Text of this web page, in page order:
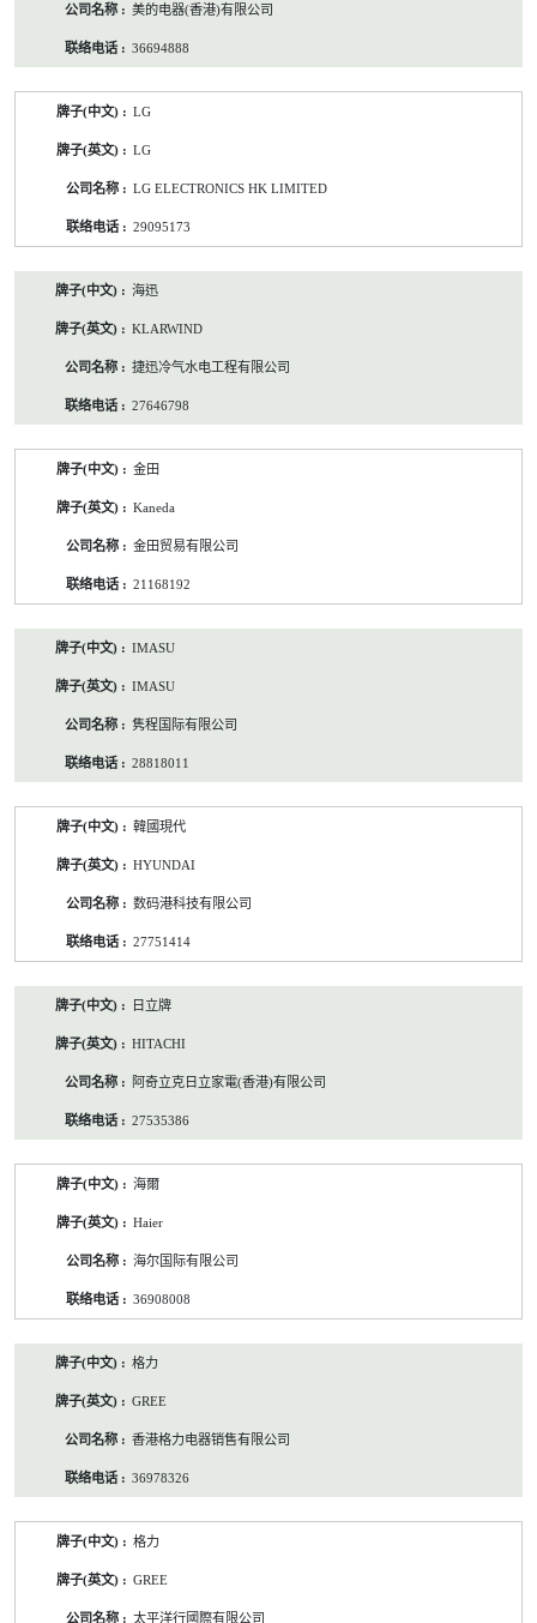
美的电器(香港)有限公司
36694888
LG
LG
LG ELECTRONICS HK LIMITED
29095173
海迅
KLARWIND
捷迅冷气水电工程有限公司
27646798
金田
Kaneda
金田贸易有限公司
21168192
IMASU
IMASU
隽程国际有限公司
28818011
韓國現代
HYUNDAI
数码港科技有限公司
27751414
日立牌
HITACHI
阿奇立克日立家電(香港)有限公司
27535386
海爾
Haier
海尔国际有限公司
36908008
格力
GREE
香港格力电器销售有限公司
36978326
格力
GREE
太平洋行國際有限公司